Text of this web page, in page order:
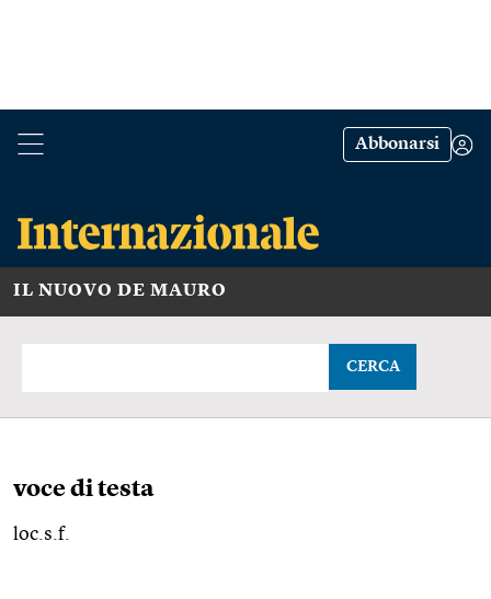
Abbonarsi
IL NUOVO DE MAURO
CERCA
voce di testa
loc.s.f.